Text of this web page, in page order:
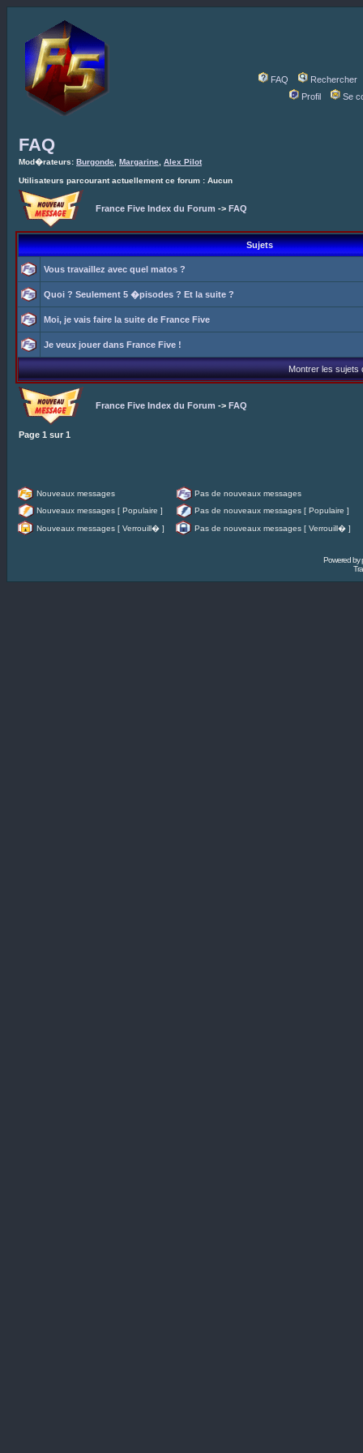
FAQ
Rechercher
Profil
Se
FAQ
Mod�rateurs: Burgonde Margarine Alex Pilot
Utilisateurs parcourant actuellement ce forum : Aucun
France Five Index du Forum -> FAQ
Sujets
Vous travaillez avec quel matos ?
Quoi ? Seulement 5 �pisodes ? Et la suite ?
Moi, je vais faire la suite de France Five
Je veux jouer dans France Five !
Montrer les sujets
France Five Index du Forum -> FAQ
Page 1 sur 1
Nouveaux messages
Pas de nouveaux messages
Nouveaux messages [ Populaire ]
Pas de nouveaux messages [ Populaire ]
Nouveaux messages [ Verrouill� ]
Pas de nouveaux messages [ Verrouill� ]
Powered by